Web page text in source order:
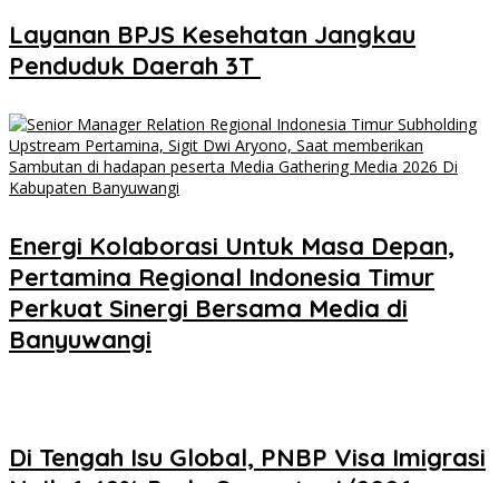
Layanan BPJS Kesehatan Jangkau
Penduduk Daerah 3T
Energi Kolaborasi Untuk Masa Depan,
Pertamina Regional Indonesia Timur
Perkuat Sinergi Bersama Media di
Banyuwangi
Di Tengah Isu Global, PNBP Visa Imigrasi